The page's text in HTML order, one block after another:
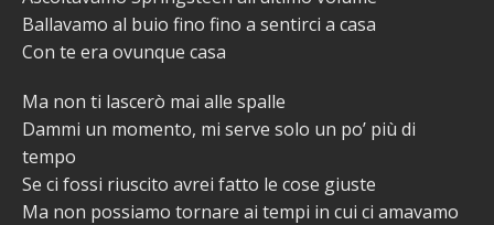
Ballavamo al buio fino fino a sentirci a casa
Con te era ovunque casa
Ma non ti lascerò mai alle spalle
Dammi un momento, mi serve solo un po’ più di
tempo
Se ci fossi riuscito avrei fatto le cose giuste
Ma non possiamo tornare ai tempi in cui ci amavamo